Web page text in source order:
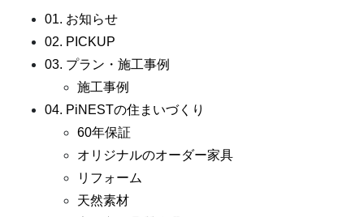
01. お知らせ
02. PICKUP
03. プラン・施工事例
施工事例
04. PiNESTの住まいづくり
60年保証
オリジナルのオーダー家具
リフォーム
天然素材